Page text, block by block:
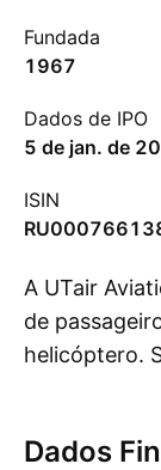
Fundada
1967
Dados de IPO
5 de jan. de
ISIN
A UTair
de
helicóptero.
como
Dados